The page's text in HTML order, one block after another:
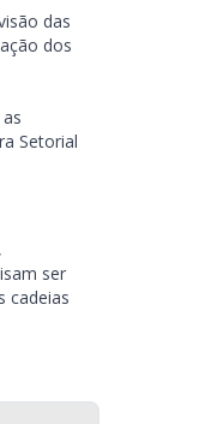
das
dos
Setorial
ser
cadeias